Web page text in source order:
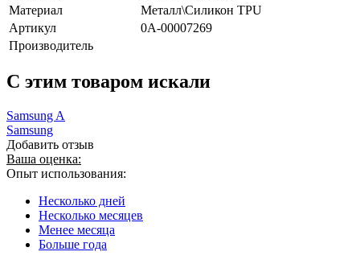
Материал
Металл\Силикон TPU
Артикул
0А-00007269
Производитель
C этим товаром искали
Samsung A
Samsung
Добавить отзыв
Ваша оценка:
Опыт использования:
Несколько дней
Несколько месяцев
Менее месяца
Больше года